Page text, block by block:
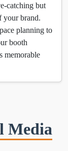
catching but
your brand.
planning to
booth
memorable
Media